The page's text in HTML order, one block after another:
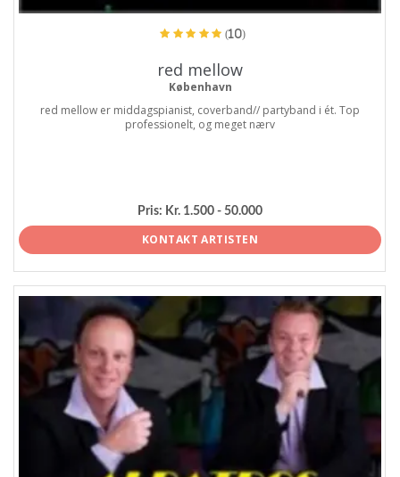
(10)
red mellow
København
red mellow er middagspianist, coverband// partyband i ét. Top
professionelt, og meget nærv
Pris: Kr. 1.500 - 50.000
KONTAKT ARTISTEN